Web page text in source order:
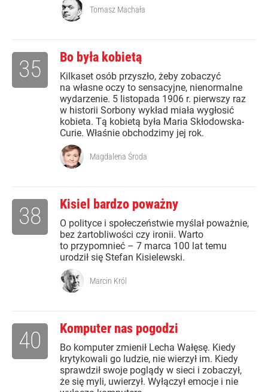
Tomasz Machała
Bo była kobietą
Kilkaset osób przyszło, żeby zobaczyć
na własne oczy to sensacyjne, nienormalne
wydarzenie. 5 listopada 1906 r. pierwszy raz
w historii Sorbony wykład miała wygłosić
kobieta. Tą kobietą była Maria Skłodowska-
Curie. Właśnie obchodzimy jej rok.
35
Magdalena Środa
Kisiel bardzo poważny
O polityce i społeczeństwie myślał poważnie,
bez żartobliwości czy ironii. Warto
to przypomnieć – 7 marca 100 lat temu
urodził się Stefan Kisielewski.
38
Marcin Król
Komputer nas pogodzi
Bo komputer zmienił Lecha Wałęsę. Kiedy
krytykowali go ludzie, nie wierzył im. Kiedy
sprawdził swoje poglądy w sieci i zobaczył,
że się myli, uwierzył. Wyłączył emocje i nie
40